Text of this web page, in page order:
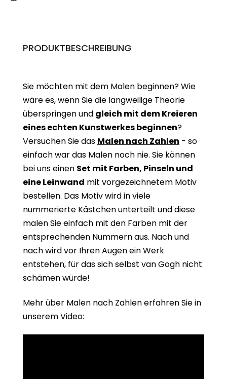
PRODUKTBESCHREIBUNG
Sie möchten mit dem Malen beginnen? Wie
wäre es, wenn Sie die langweilige Theorie
überspringen und gleich mit dem Kreieren
eines echten Kunstwerkes beginnen?
Versuchen Sie das Malen nach Zahlen - so
einfach war das Malen noch nie. Sie können
bei uns einen Set mit Farben, Pinseln und
eine Leinwand mit vorgezeichnetem Motiv
bestellen. Das Motiv wird in viele
nummerierte Kästchen unterteilt und diese
malen Sie einfach mit den Farben mit der
entsprechenden Nummern aus. Nach und
nach wird vor Ihren Augen ein Werk
entstehen, für das sich selbst van Gogh nicht
schämen würde!
Mehr über Malen nach Zahlen erfahren Sie in
unserem Video: